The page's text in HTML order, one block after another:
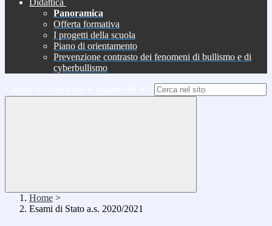
Didattica
Panoramica
Offerta formativa
I progetti della scuola
Piano di orientamento
Prevenzione contrasto dei fenomeni di bullismo e di
cyberbullismo
Home >
Esami di Stato a.s. 2020/2021